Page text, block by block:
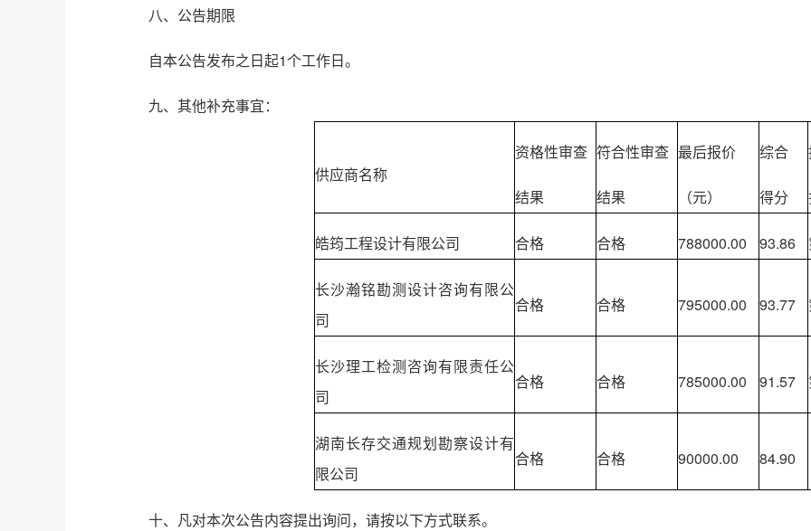
八、公告期限
自本公告发布之日起1个工作日。
九、其他补充事宜：
供应商名称
资格性审查
结果
符合性审查
结果
最后报价
（元）
综合
得分
皓筠工程设计有限公司 合格 合格 788000.00 93.86
长沙瀚铭勘测设计咨询有限公
司
合格 合格 795000.00 93.77
长沙理工检测咨询有限责任公
司
合格 合格 785000.00 91.57
湖南长存交通规划勘察设计有
限公司
合格 合格 90000.00 84.90
十、凡对本次公告内容提出询问，请按以下方式联系。